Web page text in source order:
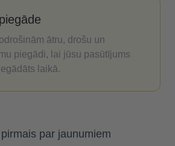
ātru, drošu un
piegādi, lai jūsu pasūtījums
laikā.
par jaunumiem